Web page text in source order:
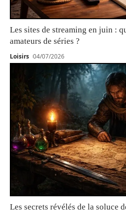
Les sites de streaming en juin :
amateurs de séries ?
Loisirs 04/07/2026
Les secrets révélés de la soluce